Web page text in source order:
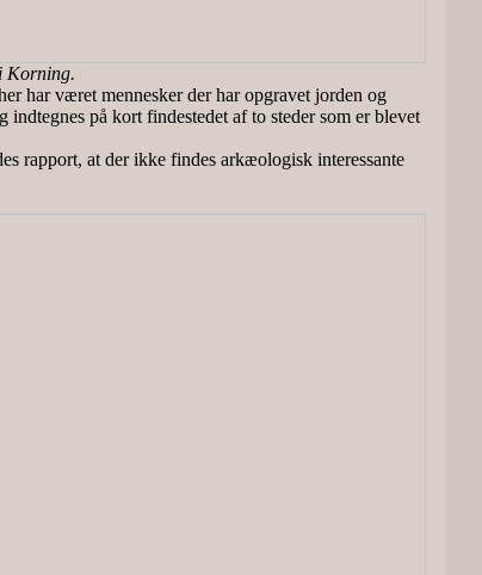
Korning.
har været mennesker der har opgravet jorden og
indtegnes på kort findestedet af to steder som er blevet
rapport, at der ikke findes arkæologisk interessante